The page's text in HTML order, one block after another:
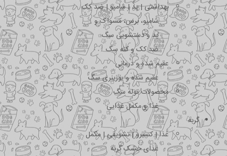
بهداشتی | پد | شامپو | ضد کک
شامپو، برس، مسواک و …
پد و دستشویی سگ
ضد کک و کنه سگ
عقیم شده و درمانی
عقیم شده و یورینری سگ
محصولات توله سگ
غذا و مکمل غذایی
گربه
غذا | کنسرو | تشویقی | مکمل
غذای خشک گربه